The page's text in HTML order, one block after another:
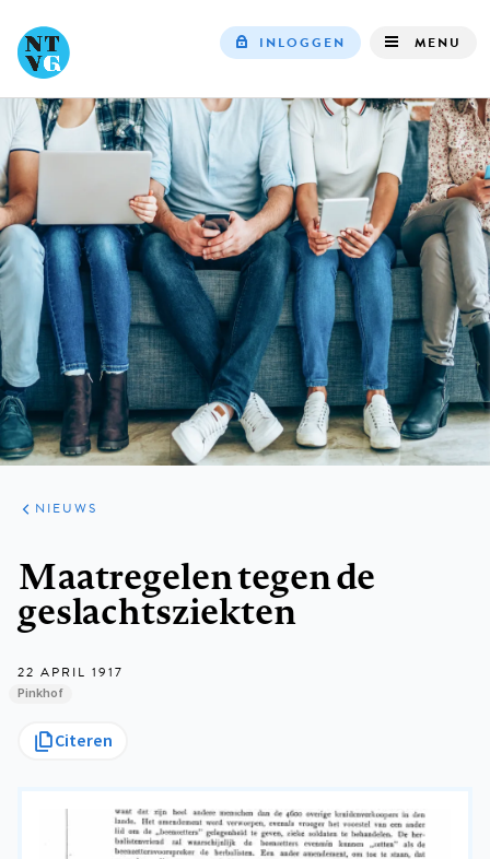
navigation
INLOGGEN MENU
ARTIKELEN
HET
KORT
NIEUWS
Maatregelen tegen de
geslachtsziekten
22 APRIL 1917
Pinkhof
Citeren